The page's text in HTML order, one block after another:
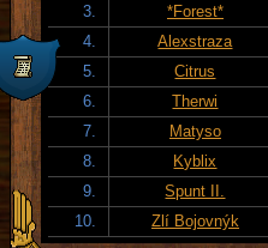
3.
*Forest*
4.
Alexstraza
5.
Citrus
6.
Therwi
7.
Matyso
8.
Kyblix
9.
Spunt II.
10.
Zlí Bojovnýk